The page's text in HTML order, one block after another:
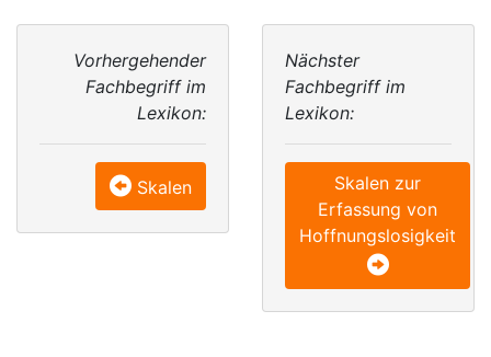
Vorhergehender
Fachbegriff im
Lexikon:
Skalen
Nächster
Fachbegriff im
Lexikon:
Skalen zur
Erfassung von
Hoffnungslosigkeit